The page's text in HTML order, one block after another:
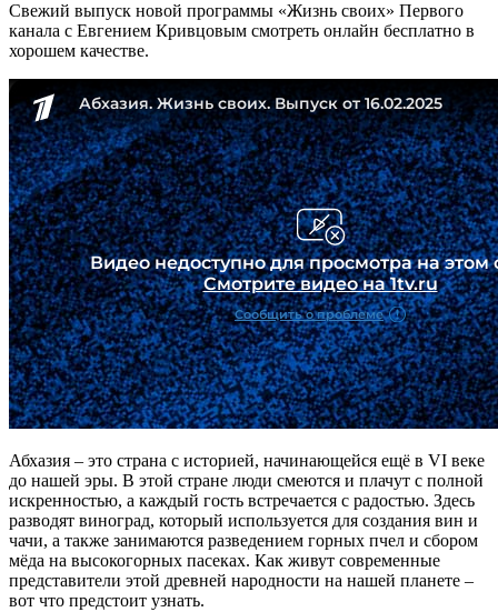
Свежий выпуск новой программы «Жизнь своих» Первого
канала с Евгением Кривцовым смотреть онлайн бесплатно в
хорошем качестве.
Абхазия – это страна с историей, начинающейся ещё в VI веке
до нашей эры. В этой стране люди смеются и плачут с полной
искренностью, а каждый гость встречается с радостью. Здесь
разводят виноград, который используется для создания вин и
чачи, а также занимаются разведением горных пчел и сбором
мёда на высокогорных пасеках. Как живут современные
представители этой древней народности на нашей планете –
вот что предстоит узнать.